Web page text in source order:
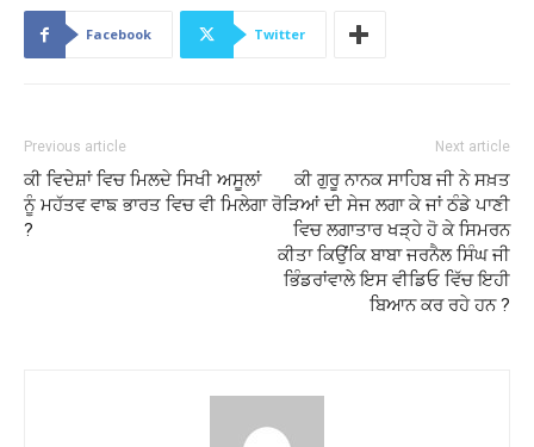
Facebook Twitter
Previous article
ਕੀ ਵਿਦੇਸ਼ਾਂ ਵਿਚ ਮਿਲਦੇ ਸਿਖੀ ਅਸੂਲਾਂ
ਨੂੰ ਮਹੱਤਵ ਵਾਙ ਭਾਰਤ ਵਿਚ ਵੀ ਮਿਲੇਗਾ
?
Next article
ਕੀ ਗੁਰੂ ਨਾਨਕ ਸਾਹਿਬ ਜੀ ਨੇ ਸਖ਼ਤ
ਰੋੜਿਆਂ ਦੀ ਸੇਜ ਲਗਾ ਕੇ ਜਾਂ ਠੰਡੇ ਪਾਣੀ
ਵਿਚ ਲਗਾਤਾਰ ਖੜ੍ਹੇ ਹੋ ਕੇ ਸਿਮਰਨ
ਕੀਤਾ ਕਿਉਂਕਿ ਬਾਬਾ ਜਰਨੈਲ ਸਿੰਘ ਜੀ
ਭਿੰਡਰਾਂਵਾਲੇ ਇਸ ਵੀਡਿਓ ਵਿੱਚ ਇਹੀ
ਬਿਆਨ ਕਰ ਰਹੇ ਹਨ ?